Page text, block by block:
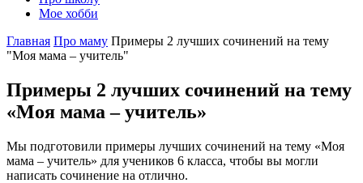
Мое хобби
Главная Про маму Примеры 2 лучших сочинений на тему
"Моя мама – учитель"
Примеры 2 лучших сочинений на тему
«Моя мама – учитель»
Мы подготовили примеры лучших сочинений на тему «Моя
мама – учитель» для учеников 6 класса, чтобы вы могли
написать сочинение на отлично.